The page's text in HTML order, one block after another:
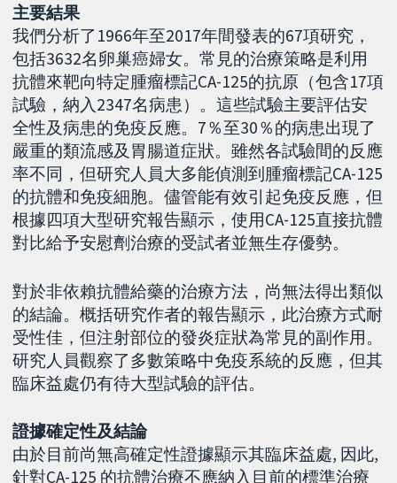
主要結果
我們分析了1966年至2017年間發表的67項研究，
包括3632名卵巢癌婦女。常見的治療策略是利用
抗體來靶向特定腫瘤標記CA-125的抗原（包含17項
試驗，納入2347名病患）。這些試驗主要評估安
全性及病患的免疫反應。7％至30％的病患出現了
嚴重的類流感及胃腸道症狀。雖然各試驗間的反應
率不同，但研究人員大多能偵測到腫瘤標記CA-125
的抗體和免疫細胞。儘管能有效引起免疫反應，但
根據四項大型研究報告顯示，使用CA-125直接抗體
對比給予安慰劑治療的受試者並無生存優勢。
對於非依賴抗體給藥的治療方法，尚無法得出類似
的結論。概括研究作者的報告顯示，此治療方式耐
受性佳，但注射部位的發炎症狀為常見的副作用。
研究人員觀察了多數策略中免疫系統的反應，但其
臨床益處仍有待大型試驗的評估。
證據確定性及結論
由於目前尚無高確定性證據顯示其臨床益處, 因此,
針對CA-125 的抗體治療不應納入目前的標準治療